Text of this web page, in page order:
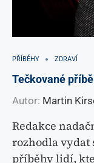
PŘÍBĚHY ZDRAVÍ
Tečkované
Autor: Martin
Redakce
rozhodla vydat
příběhy lidí,